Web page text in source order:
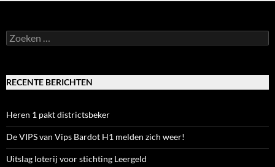
Zoeken
naar:
RECENTE BERICHTEN
Heren 1 pakt districtsbeker
De VIPS van Vips Bardot H1 melden zich weer!
Uitslag loterij voor stichting Leergeld